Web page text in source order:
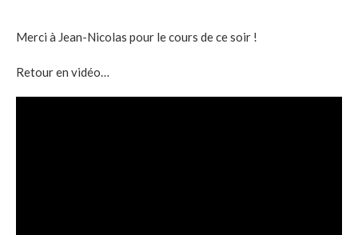
Merci à Jean-Nicolas pour le cours de ce soir !
Retour en vidéo…